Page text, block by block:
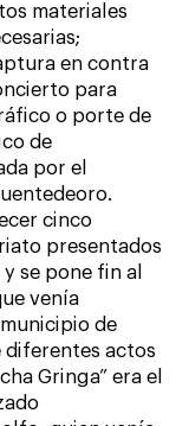
materiales
en contra
para
o porte de
de
por el
cinco
presentados
se pone fin al
venía
de
diferentes actos
Gringa” era el